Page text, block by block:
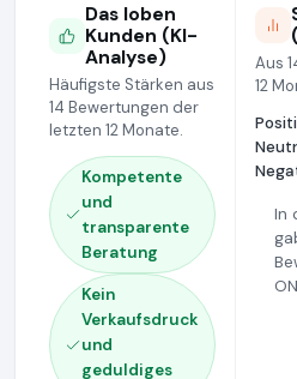
Das loben
Kunden (KI-
Analyse)
Häufigste Stärken aus
14 Bewertungen der
letzten 12 Monate.
Kompetente
und
transparente
Beratung
Kein
Verkaufsdruck
und
geduldiges
Aus
12
In